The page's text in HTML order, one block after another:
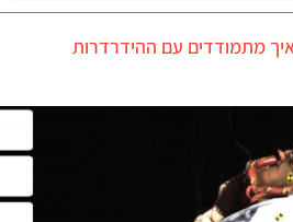
מתמודדים עם ההידרדרות